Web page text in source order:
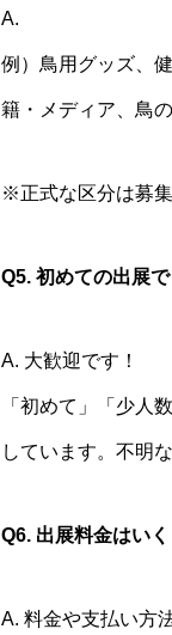
A.
例）鳥用グッズ、
籍・メディア、鳥
※正式な区分は募
Q5. 初めての出展
A. 大歓迎です！
「初めて」「少人
しています。不明
Q6. 出展料金はい
A. 料金や支払い方